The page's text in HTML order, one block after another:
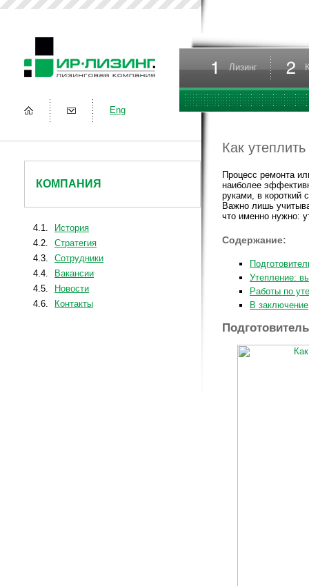
Eng
КОМПАНИЯ
4.1.
История
4.2.
Стратегия
4.3.
Сотрудники
4.4.
Вакансии
4.5.
Новости
4.6.
Контакты
Лизинг
Как
Процесс ремонта
наиболее
руками, в короткий
Важно лишь
что именно нужно:
Содержание:
Утепление:
Работы по
В заключение